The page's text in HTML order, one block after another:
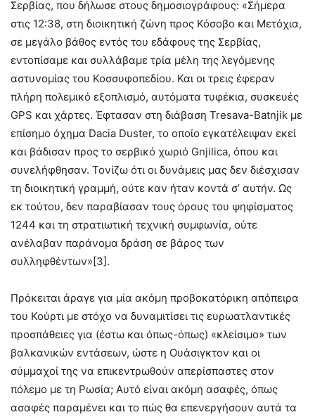
Σερβίας, που δήλωσε στους δημοσιογράφους: «Σήμερα
στις 12:38, στη διοικητική ζώνη προς Κόσοβο και Μετόχια,
σε μεγάλο βάθος εντός του εδάφους της Σερβίας,
εντοπίσαμε και συλλάβαμε τρία μέλη της λεγόμενης
αστυνομίας του Κοσσυφοπεδίου. Και οι τρεις έφεραν
πλήρη πολεμικό εξοπλισμό, αυτόματα τυφέκια, συσκευές
GPS και χάρτες. Έφτασαν στη διάβαση Tresava-Batnjik με
επίσημο όχημα Dacia Duster, το οποίο εγκατέλειψαν εκεί
και βάδισαν προς το σερβικό χωριό Gnjilica, όπου και
συνελήφθησαν. Τονίζω ότι οι δυνάμεις μας δεν διέσχισαν
τη διοικητική γραμμή, ούτε καν ήταν κοντά σ’ αυτήν. Ως
εκ τούτου, δεν παραβίασαν τους όρους του ψηφίσματος
1244 και τη στρατιωτική τεχνική συμφωνία, ούτε
ανέλαβαν παράνομα δράση σε βάρος των
συλληφθέντων»[3].
Πρόκειται άραγε για μία ακόμη προβοκατόρικη απόπειρα
του Κούρτι με στόχο να δυναμιτίσει τις ευρωατλαντικές
προσπάθειες για (έστω και όπως-όπως) «κλείσιμο» των
βαλκανικών εντάσεων, ώστε η Ουάσιγκτον και οι
σύμμαχοί της να επικεντρωθούν απερίσπαστες στον
πόλεμο με τη Ρωσία; Αυτό είναι ακόμη ασαφές, όπως
ασαφές παραμένει και το πώς θα επενεργήσουν αυτά τα